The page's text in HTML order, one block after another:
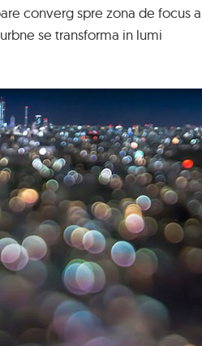
converg spre zona de focus a
se transforma in lumi